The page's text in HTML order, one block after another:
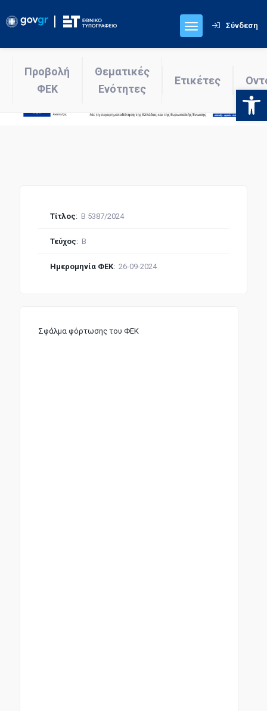
Σύνδεση
Προβολή
ΦΕΚ
Θεματικές
Ενότητες
Ετικέτες
Σφάλμα φόρτωσης του ΦΕΚ
Τίτλος: Β 5387/2024
Τεύχος: Β
Ημερομηνία ΦΕΚ: 26-09-2024